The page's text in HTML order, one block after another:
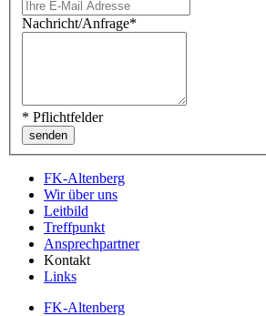
Nachricht/Anfrage*
* Pflichtfelder
FK-Altenberg
Wir über uns
Leitbild
Treffpunkt
Ansprechpartner
Kontakt
Links
FK-Altenberg